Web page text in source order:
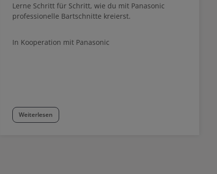
Lerne Schritt für Schritt, wie du mit Panasonic
professionelle Bartschnitte kreierst.
In Kooperation mit Panasonic
Weiterlesen